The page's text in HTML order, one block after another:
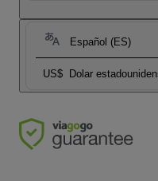
Español (ES)
US$ Dolar